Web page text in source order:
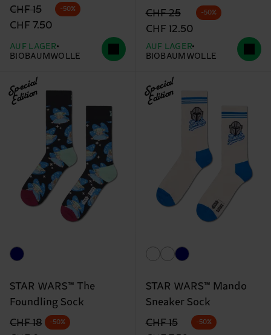
Originalpreis
CHF 15
Reduzierter Preis
CHF 7.50
-50%
AUF LAGER
BIOBAUMWOLLE
Originalpreis
CHF 25
Reduzierter Preis
CHF 12.50
-50%
AUF LAGER
BIOBAUMWOLLE
Special
Edition
STAR WARS™ The
Foundling Sock
Originalpreis
CHF 18
Reduzierter Preis
-50%
Special
Edition
STAR WARS™ Mando
Sneaker Sock
Originalpreis
CHF 15
Reduzierter Preis
-50%